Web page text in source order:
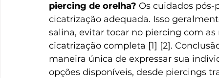
piercing de orelha? Os cuidados
cicatrização adequada. Isso
salina, evitar tocar no piercing com
cicatrização completa [1] [2].
maneira única de expressar sua
opções disponíveis, desde piercings